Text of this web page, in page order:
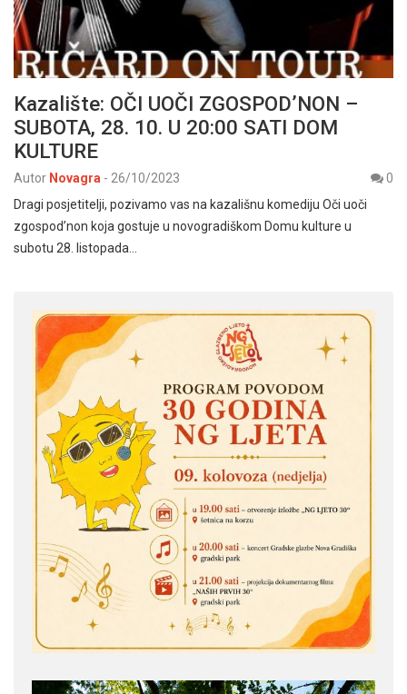
Kazalište: OČI UOČI ZGOSPOD’NON –
SUBOTA, 28. 10. U 20:00 SATI DOM
KULTURE
Autor Novagra - 26/10/2023
0
Dragi posjetitelji, pozivamo vas na kazališnu komediju Oči uoči
zgospod’non koja gostuje u novogradiškom Domu kulture u
subotu 28. listopada…